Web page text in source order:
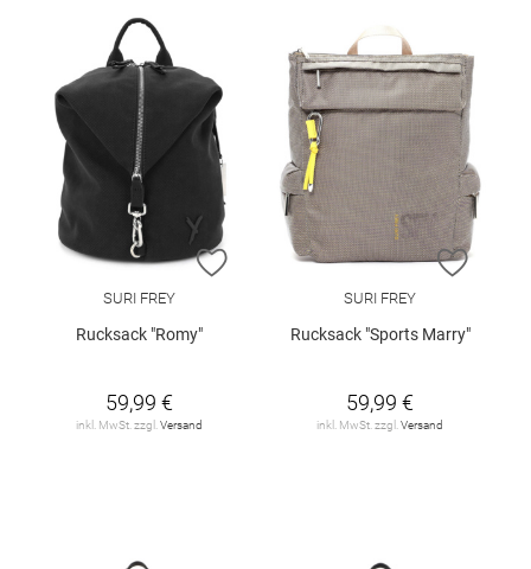
ZUR WUNSCHLISTE HINZUFÜGEN
SURI FREY
Rucksack "Romy"
59,99 €
inkl. MwSt. zzgl. Versand
ZUR
SURI FREY
Rucksack "Sports Marry"
59,99 €
inkl. MwSt. zzgl. Versand